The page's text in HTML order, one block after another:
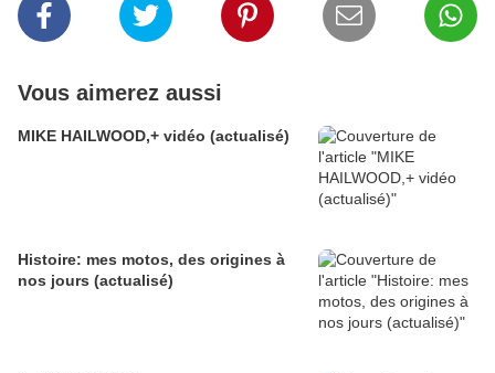
Vous aimerez aussi
MIKE HAILWOOD,+ vidéo (actualisé)
Histoire: mes motos, des origines à
nos jours (actualisé)